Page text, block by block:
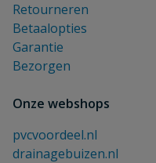
Retourneren
Betaalopties
Garantie
Bezorgen
Onze webshops
pvcvoordeel.nl
drainagebuizen.nl